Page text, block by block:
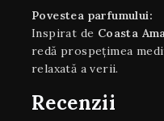
Povestea parfumului:
Inspirat de Coasta
redă prospețimea
relaxată a verii.
Recenzii